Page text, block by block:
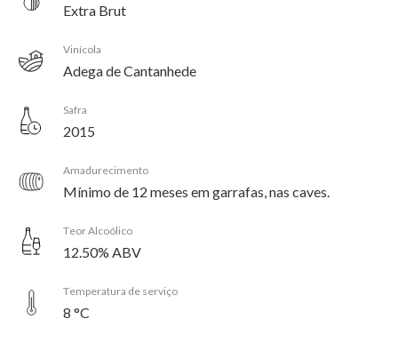
Extra Brut
Vinícola
Adega de Cantanhede
Safra
2015
Amadurecimento
Mínimo de 12 meses em garrafas, nas caves.
Teor Alcoólico
12.50% ABV
Temperatura de serviço
8 °C